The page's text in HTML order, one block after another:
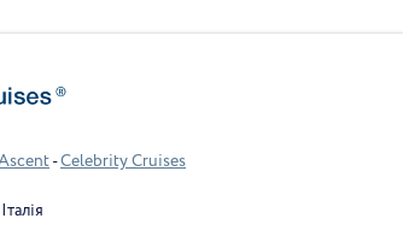
-Celebrity Cruises